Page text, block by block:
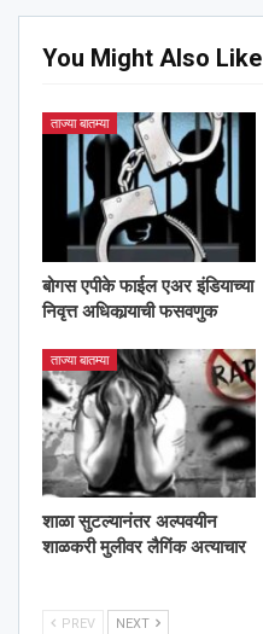
You Might Also Like
ताज्या बातम्या
बोगस एपीके फाईल एअर इंडियाच्या
निवृत्त अधिकार्‍याची फसवणुक
ताज्या बातम्या
शाळा सुटल्यानंतर अल्पवयीन
शाळकरी मुलीवर लैगिंक अत्याचार
PREV NEXT